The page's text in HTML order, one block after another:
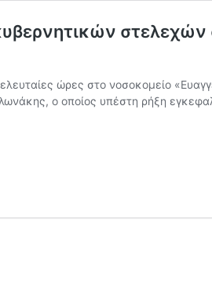
στελεχών
ώρες στο νοσοκομείο
ο οποίος υπέστη ρήξη